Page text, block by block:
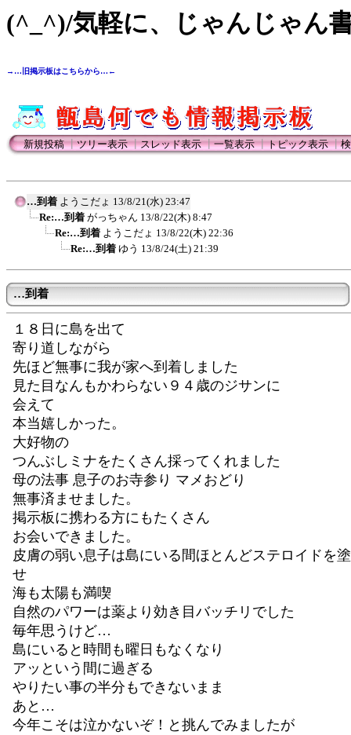
(^_^)/気軽に、じゃんじゃん
→…旧掲示板はこちらから…←
新規投稿┃ツリー表示┃スレッド表示┃一覧表示┃トピック表示┃
…到着 ようこだょ 13/8/21(水) 23:47
Re:…到着 がっちゃん 13/8/22(木) 8:47
Re:…到着 ようこだょ 13/8/22(木) 22:36
Re:…到着 ゆう 13/8/24(土) 21:39
…到着
１８日に島を出て
寄り道しながら
先ほど無事に我が家へ到着しました
見た目なんもかわらない９４歳のジサンに
会えて
本当嬉しかった。
大好物の
つんぶしミナをたくさん採ってくれました
母の法事 息子のお寺参り マメおどり
無事済ませました。
掲示板に携わる方にもたくさん
お会いできました。
皮膚の弱い息子は島にいる間ほとんどステロイドを
せ
海も太陽も満喫
自然のパワーは薬より効き目バッチリでした
毎年思うけど…
島にいると時間も曜日もなくなり
アッという間に過ぎる
やりたい事の半分もできないまま
あと…
今年こそは泣かないぞ！と挑んでみましたが